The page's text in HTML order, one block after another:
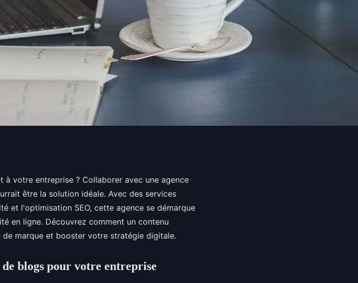
agence
à votre entreprise ? Collaborer avec une agence
être la solution idéale. Avec des services
et l'optimisation SEO, cette agence se démarque
en ligne. Découvrez comment un contenu
marque et booster votre stratégie digitale.
blogs pour votre entreprise